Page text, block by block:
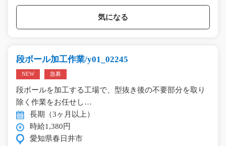
気になる
段ボール加工作業/y01_02245
NEW 急募
段ボールを加工する工場で、型抜き後の不要部分を取り
除く作業をお任せし…
長期（3ヶ月以上）
時給1,380円
愛知県春日井市